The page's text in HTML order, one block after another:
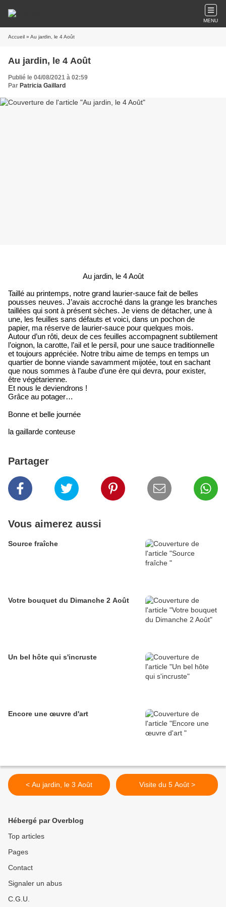
MENU
Accueil » Au jardin, le 4 Août
Au jardin, le 4 Août
Publié le 04/08/2021 à 02:59
Par Patricia Gaillard
Au jardin, le 4 Août
Taillé au printemps, notre grand laurier-sauce fait de belles
pousses neuves. J’avais accroché dans la grange les branches
taillées qui sont à présent sèches. Je viens de détacher, une à
une, les feuilles sans défauts et voici, dans un pochon de
papier, ma réserve de laurier-sauce pour quelques mois.
Autour d’un rôti, deux de ces feuilles accompagnent subtilement
l’oignon, la carotte, l’ail et le persil, pour une sauce traditionnelle
et toujours appréciée. Notre tribu aime de temps en temps un
quartier de bonne viande savamment mijotée, tout en sachant
que nous sommes à l’aube d’une ère qui devra, pour exister,
être végétarienne.
Et nous le deviendrons !
Grâce au potager…
Bonne et belle journée
la gaillarde conteuse
Partager
Vous aimerez aussi
Source fraîche
Votre bouquet du Dimanche 2 Août
Un bel hôte qui s'incruste
Encore une œuvre d'art
< Au jardin, le 3 Août Visite du 5 Août >
Hébergé par Overblog
Top articles
Pages
Contact
Signaler un abus
C.G.U.